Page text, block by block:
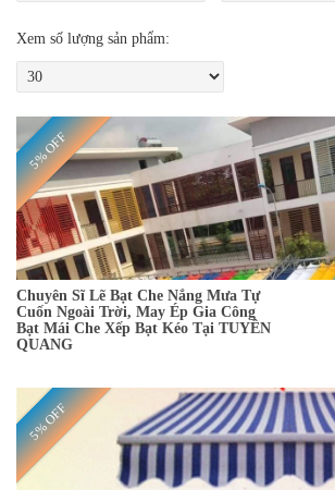
Xem số lượng sản phẩm:
5% OFF
Chuyên Sĩ Lẽ Bạt Che Nắng Mưa Tự
Cuốn Ngoài Trời, May Ép Gia Công
Bạt Mái Che Xếp Bạt Kéo Tại TUYÊN
QUANG
5% OFF